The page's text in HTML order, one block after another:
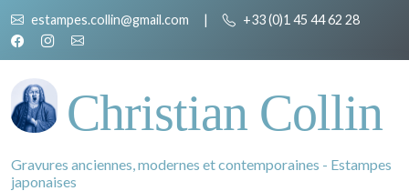
estampes.collin@gmail.com | +33 (0)1 45 44 62 28
Christian Collin
Gravures anciennes, modernes et contemporaines - Estampes
japonaises